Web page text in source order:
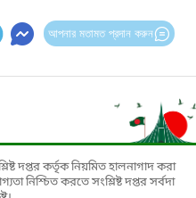
আপনার মতামত প্রদান করুন
দপ্তর কর্তৃক নিয়মিত হালনাগাদ করা
নিশ্চিত করতে সংশ্লিষ্ট দপ্তর সর্বদা